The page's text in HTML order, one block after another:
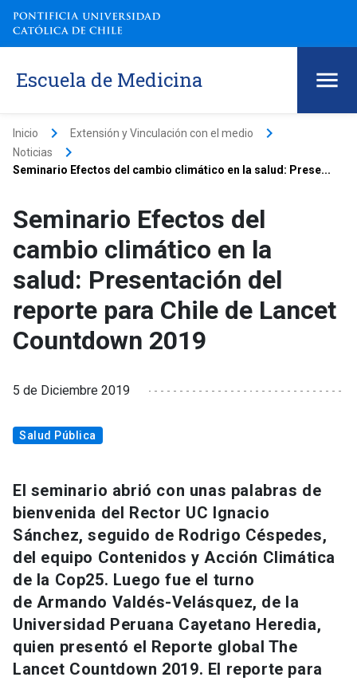
Escuela de Medicina
Inicio keyboard_arrow_right Extensión y Vinculación con el medio keyboard_arrow_right
Noticias keyboard_arrow_right
Seminario Efectos del cambio climático en la salud: Prese...
Seminario Efectos del
cambio climático en la
salud: Presentación del
reporte para Chile de Lancet
Countdown 2019
5 de Diciembre 2019
Salud Pública
El seminario abrió con unas palabras de
bienvenida del Rector UC Ignacio
Sánchez, seguido de Rodrigo Céspedes,
del equipo Contenidos y Acción Climática
de la Cop25. Luego fue el turno
de Armando Valdés-Velásquez, de la
Universidad Peruana Cayetano Heredia,
quien presentó el Reporte global The
Lancet Countdown 2019. El reporte para